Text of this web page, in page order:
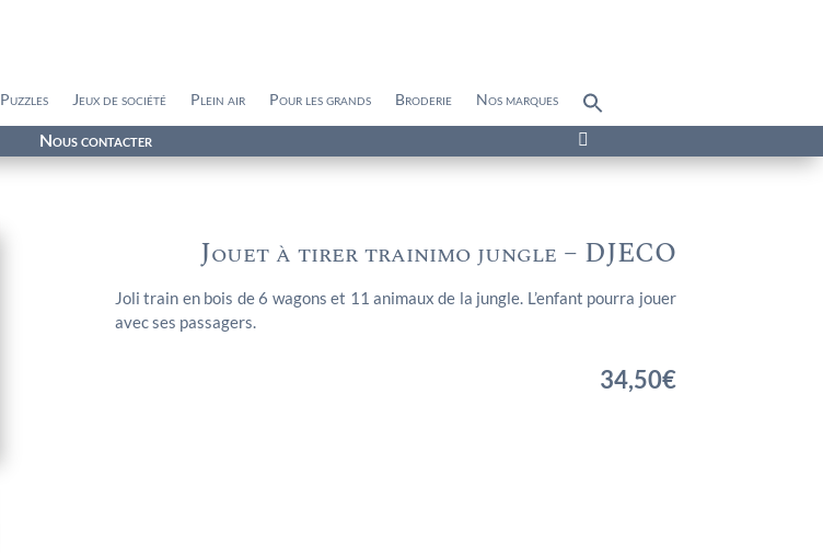
Puzzles Jeux de société Plein air Pour les grands Broderie Nos marques
for:
Nous contacter 
Jouet à tirer trainimo jungle – DJECO
Joli train en bois de 6 wagons et 11 animaux de la jungle. L’enfant pourra jouer
avec ses passagers.
34,50€